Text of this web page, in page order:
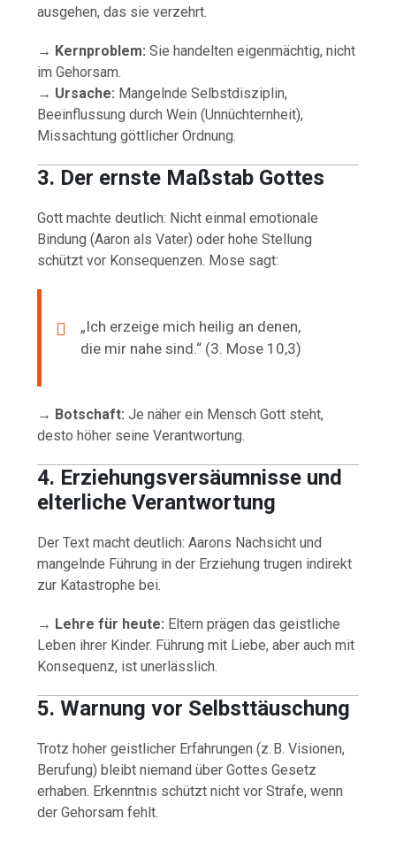
ausgehen, das sie verzehrt.
→ Kernproblem: Sie handelten eigenmächtig, nicht
im Gehorsam.
→ Ursache: Mangelnde Selbstdisziplin,
Beeinflussung durch Wein (Unnüchternheit),
Missachtung göttlicher Ordnung.
3. Der ernste Maßstab Gottes
Gott machte deutlich: Nicht einmal emotionale
Bindung (Aaron als Vater) oder hohe Stellung
schützt vor Konsequenzen. Mose sagt:
„Ich erzeige mich heilig an denen,
die mir nahe sind.“ (3. Mose 10,3)
→ Botschaft: Je näher ein Mensch Gott steht,
desto höher seine Verantwortung.
4. Erziehungsversäumnisse und
elterliche Verantwortung
Der Text macht deutlich: Aarons Nachsicht und
mangelnde Führung in der Erziehung trugen indirekt
zur Katastrophe bei.
→ Lehre für heute: Eltern prägen das geistliche
Leben ihrer Kinder. Führung mit Liebe, aber auch mit
Konsequenz, ist unerlässlich.
5. Warnung vor Selbsttäuschung
Trotz hoher geistlicher Erfahrungen (z. B. Visionen,
Berufung) bleibt niemand über Gottes Gesetz
erhaben. Erkenntnis schützt nicht vor Strafe, wenn
der Gehorsam fehlt.